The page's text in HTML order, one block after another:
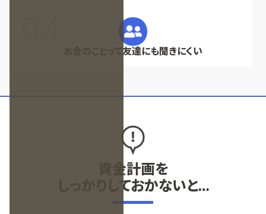
お金のことって友達にも聞きにくい
資金計画を
しっかりしておかないと…